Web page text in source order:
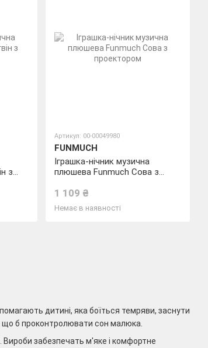
дитині, яка боїться темряви, заснути
що б проконтролювати сон малюка.
Вироби забезпечать м'яке і комфортне
з
Артикул: 00-00049980
FUNMUCH
Іграшка-нічник музична
плюшева Funmuch Сова з
1 109 ₴
Немає в наявності